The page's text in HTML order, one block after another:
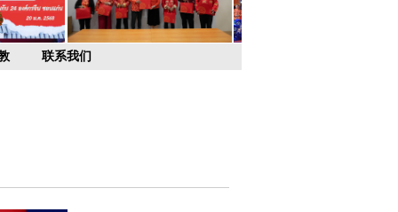
联系我们